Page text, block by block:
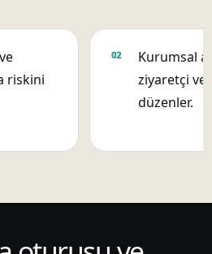
riskini
Kurumsal
ziyaretçi ve
düzenler.